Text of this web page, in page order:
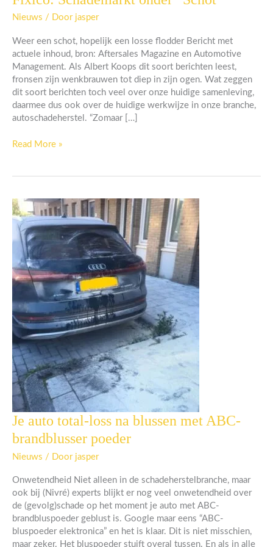
Nieuws / Door jasper
Weer een schot, hopelijk een losse flodder Bericht met
actuele inhoud, bron: Aftersales Magazine en Automotive
Management. Als Albert Koops dit soort berichten leest,
fronsen zijn wenkbrauwen tot diep in zijn ogen. Wat zeggen
dit soort berichten toch veel over onze huidige samenleving,
daarmee dus ook over de huidige werkwijze in onze branche,
autoschadeherstel. “Zomaar […]
onder
Read More »
Je auto total-loss na blussen met ABC-
brandblusser poeder
Nieuws / Door jasper
Onwetendheid Niet alleen in de schadeherstelbranche, maar
ook bij (Nivré) experts blijkt er nog veel onwetendheid over
de (gevolg)schade op het moment je auto met ABC-
brandbluspoeder geblust is. Google maar eens “ABC-
bluspoeder elektronica” en het is klaar. Dit is niet misschien,
maar zeker. Het bluspoeder stuift overal tussen. En als in alle
Je
auto
total-
loss
blussen
met
ABC-
brandblusser
poeder